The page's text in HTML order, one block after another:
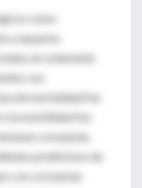
como
y espasmo
en solamente
con
de mortalidad fue
la morbilidad fue
coronarias.
predictivos de
con coronarias